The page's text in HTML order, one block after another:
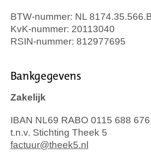
BTW-nummer: NL
KvK-nummer: 20113040
RSIN-nummer: 812977695
Bankgegevens
Zakelijk
IBAN NL69 RABO 0115 688 676
t.n.v. Stichting Theek 5
factuur@theek5.nl